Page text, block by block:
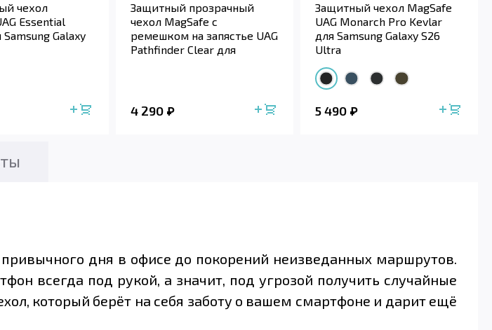
чехол
Essential
Galaxy
Защитный прозрачный
чехол MagSafe с
ремешком на запястье UAG
Pathfinder Clear для
4 290
Защитный чехол MagSafe
UAG Monarch Pro Kevlar
для Samsung Galaxy S26
Ultra
5 490
дня в офисе до покорений неизведанных маршрутов.
всегда под рукой, а значит, под угрозой получить случайные
который берёт на себя заботу о вашем смартфоне и дарит ещё